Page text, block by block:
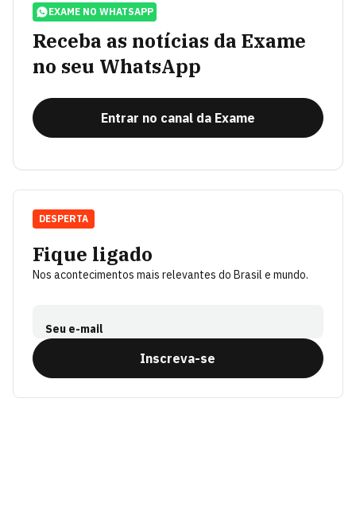
EXAME NO WHATSAPP
Receba as notícias da Exame
no seu WhatsApp
Entrar no canal da Exame
Fique ligado
Nos acontecimentos mais relevantes do Brasil e mundo.
Seu e-mail
Inscreva-se
DESPERTA